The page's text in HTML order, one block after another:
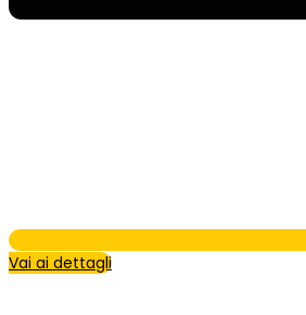
Vai ai dettagli